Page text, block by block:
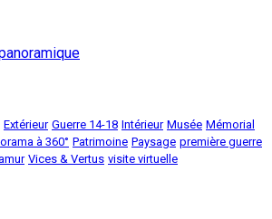
Extérieur Guerre 14-18 Intérieur Musée Mémorial
à 360° Patrimoine Paysage première guerre
Vices & Vertus visite virtuelle